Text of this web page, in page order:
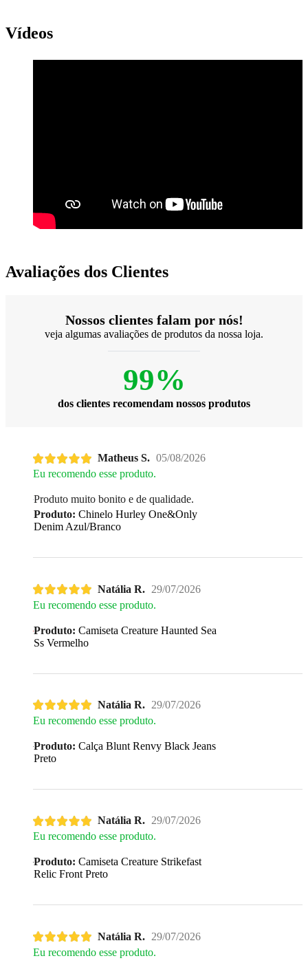
Vídeos
Avaliações dos Clientes
Nossos clientes falam por nós!
veja algumas avaliações de produtos da nossa loja.
99%
dos clientes recomendam nossos produtos
Matheus S. 05/08/2026
Eu recomendo esse produto.
Produto muito bonito e de qualidade.
Produto: Chinelo Hurley One&Only
Denim Azul/Branco
Natália R. 29/07/2026
Eu recomendo esse produto.
Produto: Camiseta Creature Haunted Sea
Ss Vermelho
Natália R. 29/07/2026
Eu recomendo esse produto.
Produto: Calça Blunt Renvy Black Jeans
Preto
Natália R. 29/07/2026
Eu recomendo esse produto.
Produto: Camiseta Creature Strikefast
Relic Front Preto
Natália R. 29/07/2026
Eu recomendo esse produto.